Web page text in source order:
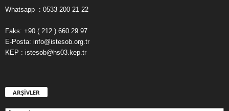
Whatsapp : 0533 200 21 22
Faks: +90 ( 212 ) 660 29 97
E-Posta: info@istesob.org.tr
KEP : istesob@hs03.kep.tr
ARŞİVLER